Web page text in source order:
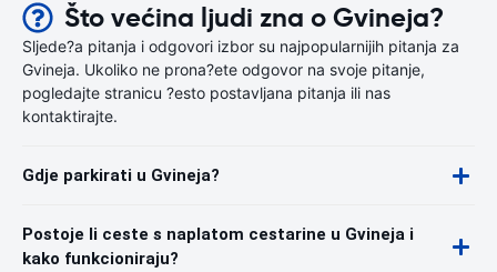
Što većina ljudi zna o Gvineja?
Sljede?a pitanja i odgovori izbor su najpopularnijih pitanja za
Gvineja. Ukoliko ne prona?ete odgovor na svoje pitanje,
pogledajte stranicu ?esto postavljana pitanja ili nas
kontaktirajte.
Gdje parkirati u Gvineja?
Postoje li ceste s naplatom cestarine u Gvineja i
kako funkcioniraju?